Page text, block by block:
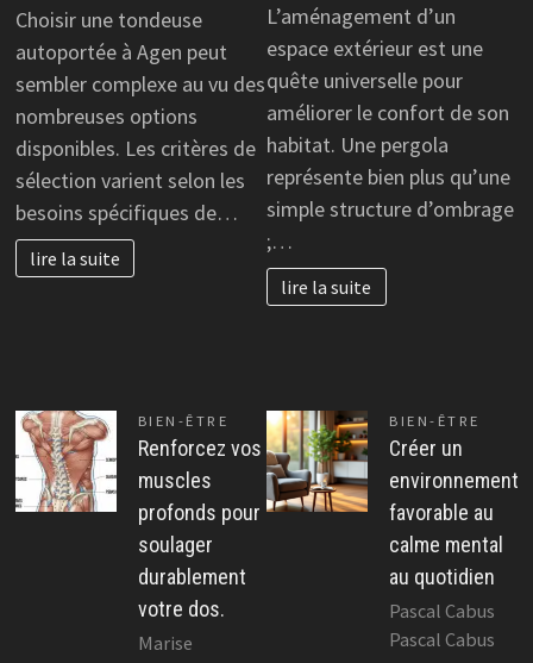
Choisir une tondeuse
autoportée à Agen peut
sembler complexe au vu des
nombreuses options
disponibles. Les critères de
sélection varient selon les
besoins spécifiques de…
lire la suite
L’aménagement d’un
espace extérieur est une
quête universelle pour
améliorer le confort de son
habitat. Une pergola
représente bien plus qu’une
simple structure d’ombrage
;…
lire la suite
BIEN-ÊTRE
Renforcez vos
muscles
profonds pour
soulager
durablement
votre dos.
Marise
BIEN-ÊTRE
Créer un
environnement
favorable au
calme mental
au quotidien
Pascal Cabus
Pascal Cabus